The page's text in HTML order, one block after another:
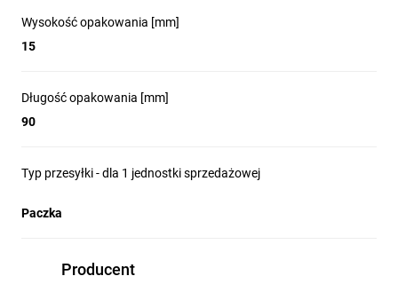
Wysokość opakowania [mm]
15
Długość opakowania [mm]
90
Typ przesyłki - dla 1 jednostki sprzedażowej
Paczka
Producent